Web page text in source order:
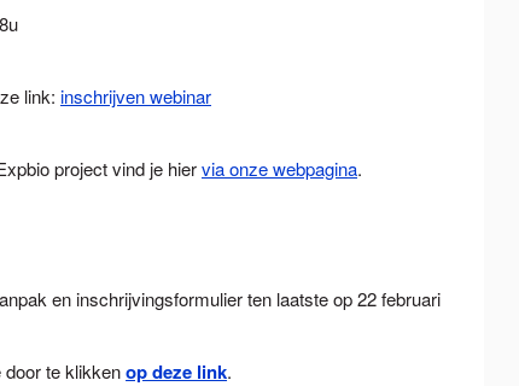
link: inschrijven webinar
project vind je hiervia onze webpagina.
en inschrijvingsformulier ten laatste op 22 februari
door te klikkenop deze link.